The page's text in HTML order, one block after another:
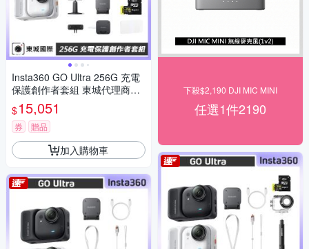
Insta360 GO Ultra 256G 充電
保護創作者套組 東城代理商公
司貨
$15,051
券 贈品
加入購物車
下殺$2,190 DJI MIC MINI
任選1件2190